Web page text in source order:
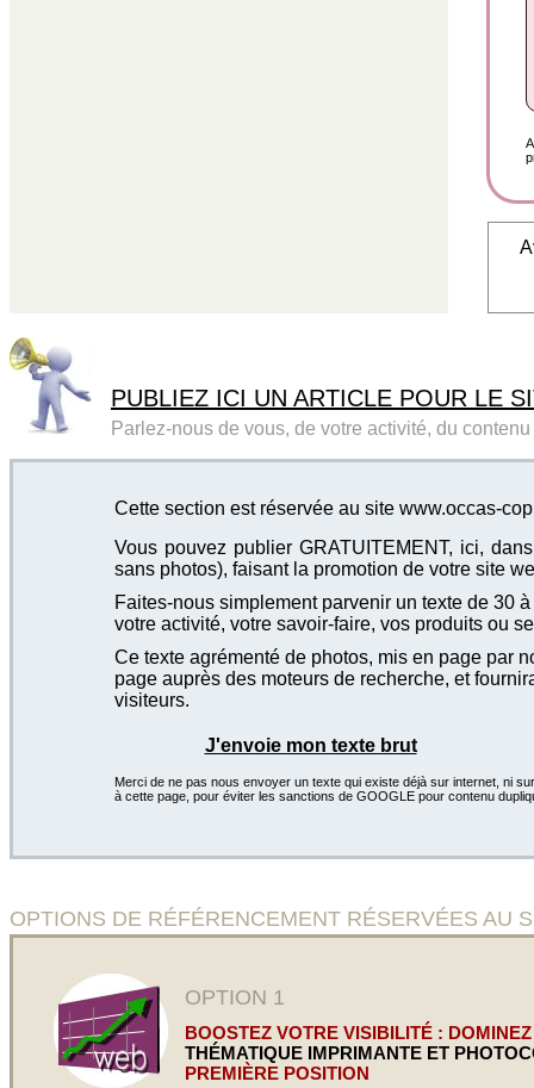
PUBLIEZ ICI UN ARTICLE POUR LE
Parlez-nous de vous, de votre activité, du
Cette section est réservée au site www.occas-
Vous pouvez publier GRATUITEMENT, ici,
sans photos), faisant la promotion de votre site
Faites-nous simplement parvenir un texte de 30
votre activité, votre savoir-faire, vos produits ou
Ce texte agrémenté de photos, mis en page par
page auprès des moteurs de recherche, et
visiteurs.
J'envoie mon texte brut
Merci de ne pas nous envoyer un texte qui existe déjà sur internet, ni
à cette page, pour éviter les sanctions de GOOGLE pour contenu
OPTIONS DE RÉFÉRENCEMENT RÉSERVÉES AU
OPTION 1
BOOSTEZ VOTRE VISIBILITÉ :
THÉMATIQUE IMPRIMANTE ET
PREMIÈRE POSITION